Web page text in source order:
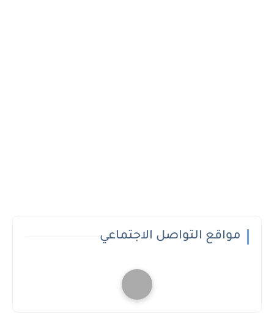
مواقع التواصل الاجتماعي